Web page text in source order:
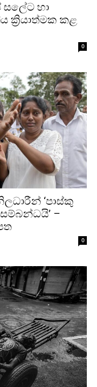
සලේට හා
ක්‍රියාත්මක කළ
0
‘පාස්කු
සම්බන්ධයි’ –
0